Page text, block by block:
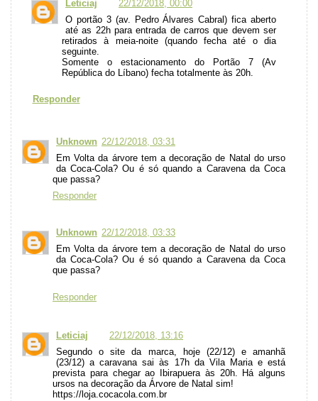
Leticiaj
22/12/2018, 00:00
O portão 3 (av. Pedro Álvares Cabral) fica aberto
até as 22h para entrada de carros que devem ser
retirados à meia-noite (quando fecha até o dia
seguinte.
Somente o estacionamento do Portão 7 (Av
República do Líbano) fecha totalmente às 20h.
Responder
Unknown 22/12/2018, 03:31
Em Volta da árvore tem a decoração de Natal do urso
da Coca-Cola? Ou é só quando a Caravena da Coca
que passa?
Responder
Unknown 22/12/2018, 03:33
Em Volta da árvore tem a decoração de Natal do urso
da Coca-Cola? Ou é só quando a Caravena da Coca
que passa?
Responder
Leticiaj
22/12/2018, 13:16
Segundo o site da marca, hoje (22/12) e amanhã
(23/12) a caravana sai às 17h da Vila Maria e está
prevista para chegar ao Ibirapuera às 20h. Há alguns
ursos na decoração da Árvore de Natal sim!
https://loja.cocacola.com.br